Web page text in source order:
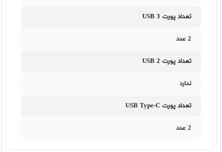
تعداد پورت USB 3
2 عدد
تعداد پورت USB 2
ندارد
تعداد پورت USB Type-C
2 عدد